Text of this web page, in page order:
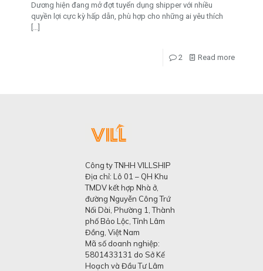
Dương hiện đang mở đợt tuyển dụng shipper với nhiều
quyền lợi cực kỳ hấp dẫn, phù hợp cho những ai yêu thích
[…]
2 Read more
Công ty TNHH VILLSHIP
Địa chỉ: Lô 01 – QH Khu
TMDV kết hợp Nhà ở,
đường Nguyễn Công Trứ
Nối Dài, Phường 1, Thành
phố Bảo Lộc, Tỉnh Lâm
Đồng, Việt Nam
Mã số doanh nghiệp:
5801433131 do Sở Kế
Hoạch và Đầu Tư Lâm